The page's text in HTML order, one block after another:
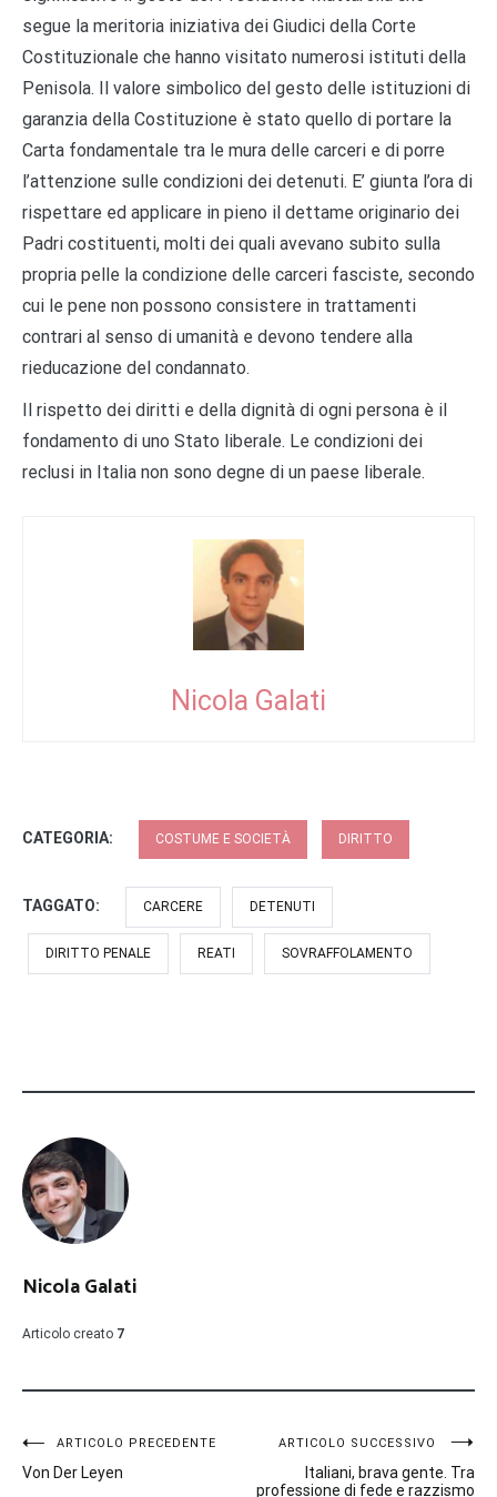
segue la meritoria iniziativa dei Giudici della Corte
Costituzionale che hanno visitato numerosi istituti della
Penisola. Il valore simbolico del gesto delle istituzioni di
garanzia della Costituzione è stato quello di portare la
Carta fondamentale tra le mura delle carceri e di porre
l’attenzione sulle condizioni dei detenuti. E’ giunta l’ora di
rispettare ed applicare in pieno il dettame originario dei
Padri costituenti, molti dei quali avevano subito sulla
propria pelle la condizione delle carceri fasciste, secondo
cui le pene non possono consistere in trattamenti
contrari al senso di umanità e devono tendere alla
rieducazione del condannato.
Il rispetto dei diritti e della dignità di ogni persona è il
fondamento di uno Stato liberale. Le condizioni dei
reclusi in Italia non sono degne di un paese liberale.
Nicola Galati
CATEGORIA: COSTUME E SOCIETÀ DIRITTO
TAGGATO: CARCERE DETENUTI
DIRITTO PENALE REATI SOVRAFFOLAMENTO
Nicola Galati
Articolo creato 7
Navigazione
ARTICOLO PRECEDENTE
Von Der Leyen
ARTICOLO SUCCESSIVO
Italiani, brava gente. Tra
professione di fede e razzismo